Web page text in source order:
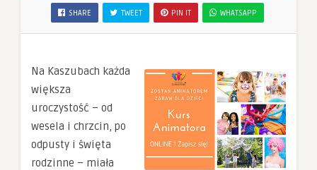
SHARE TWEET PIN IT WHATSAPP
Na Kaszubach każda
większa
uroczystość – od
wesela i chrzcin, po
odpusty i święta
rodzinne – miała